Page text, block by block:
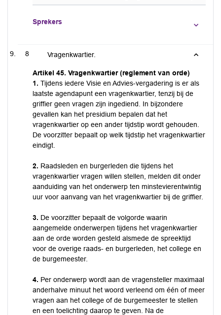
Sprekers
8 Vragenkwartier.
Artikel 45. Vragenkwartier (reglement van orde)
1. Tijdens iedere Visie en Advies-vergadering is er als
laatste agendapunt een vragenkwartier, tenzij bij de
griffier geen vragen zijn ingediend. In bijzondere
gevallen kan het presidium bepalen dat het
vragenkwartier op een ander tijdstip wordt gehouden.
De voorzitter bepaalt op welk tijdstip het vragenkwartier
eindigt.
2. Raadsleden en burgerleden die tijdens het
vragenkwartier vragen willen stellen, melden dit onder
aanduiding van het onderwerp ten minstevierentwintig
uur voor aanvang van het vragenkwartier bij de griffier.
3. De voorzitter bepaalt de volgorde waarin
aangemelde onderwerpen tijdens het vragenkwartier
aan de orde worden gesteld alsmede de spreektijd
voor de overige raads- en burgerleden, het college en
de burgemeester.
4. Per onderwerp wordt aan de vragensteller maximaal
anderhalve minuut het woord verleend om één of meer
vragen aan het college of de burgemeester te stellen
en een toelichting daarop te geven. Na de